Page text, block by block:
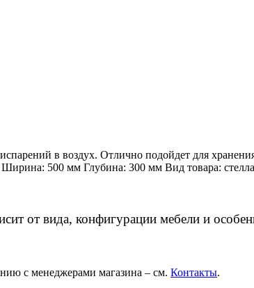
в воздух. Отлично подойдет для
500 мм Глубина: 300 мм Вид товара:
от вида, конфигурации мебели и
с менеджерами магазина – см. Контакты.